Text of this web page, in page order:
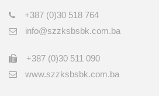
+387 (0)30 518 764
info@szzksbsbk.com.ba
+387 (0)30 511 090
www.szzksbsbk.com.ba